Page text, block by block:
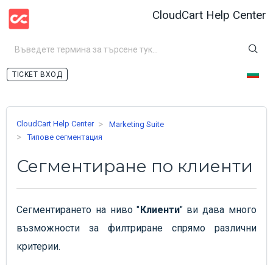
CloudCart Help Center
ВХОД
CloudCart Help Center
Marketing Suite
Типове сегментация
Сегментиране по клиенти
Сегментирането на ниво " Клиенти" ви дава много
възможности за филтриране спрямо различни
критерии.